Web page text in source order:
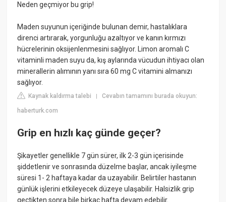
Neden geçmiyor bu grip!
Maden suyunun içeriğinde bulunan demir, hastalıklara
direnci artırarak, yorgunluğu azaltıyor ve kanın kırmızı
hücrelerinin oksijenlenmesini sağlıyor. Limon aromalı C
vitaminli maden suyu da, kış aylarında vücudun ihtiyacı olan
minerallerin alımının yanı sıra 60 mg C vitamini almanızı
sağlıyor.
Kaynak kaldırma talebi |Cevabın tamamını burada okuyun:
haberturk.com
Grip en hızlı kaç günde geçer?
Şikayetler genellikle 7 gün sürer, ilk 2-3 gün içerisinde
şiddetlenir ve sonrasında düzelme başlar, ancak iyileşme
süresi 1- 2 haftaya kadar da uzayabilir. Belirtiler hastanın
günlük işlerini etkileyecek düzeye ulaşabilir. Halsizlik grip
geçtikten sonra bile birkaç hafta devam edebilir.